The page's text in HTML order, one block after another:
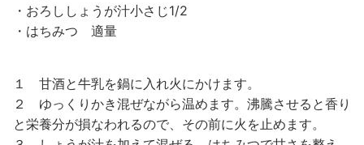
・おろししょうが汁小さじ1/2
・はちみつ 適量
１ 甘酒と牛乳を鍋に入れ火にかけます。
２ ゆっくりかき混ぜながら温めます。沸騰させると香り
と栄養分が損なわれるので、その前に火を止めます。